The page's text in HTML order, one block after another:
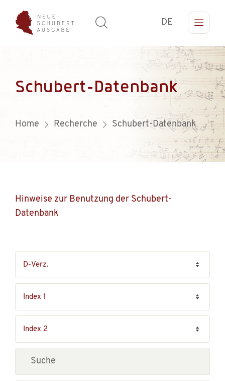
DE
Schubert-Datenbank
Home Recherche Schubert-Datenbank
Hinweise zur Benutzung der Schubert-
Datenbank